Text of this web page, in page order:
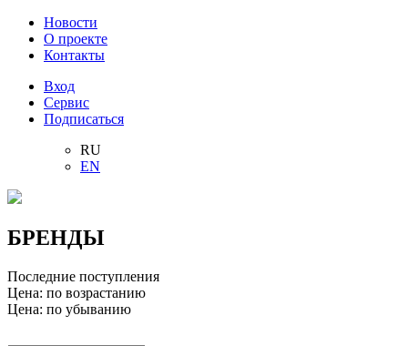
Новости
О проекте
Контакты
Вход
Сервис
Подписаться
RU
EN
БРЕНДЫ
Последние поступления
Цена: по возрастанию
Цена: по убыванию